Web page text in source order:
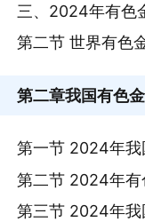
三、2024年有色
第二节 世界有色
第二章我国有色
第一节 2024年我
第二节 2024年有
第三节 2024年我